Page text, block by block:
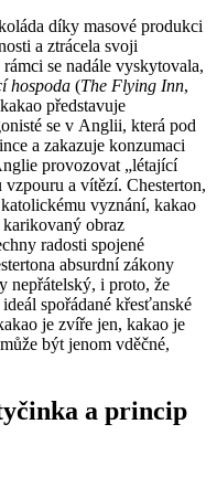
díky masové produkci
a ztrácela svoji
se nadále vyskytovala,
hospoda (The Flying Inn,
představuje
se v Anglii, která pod
a zakazuje konzumaci
provozovat „létající
a vítězí. Chesterton,
vyznání, kakao
obraz
radosti spojené
absurdní zákony
nepřátelský, i proto, že
spořádané křesťanské
je zvíře jen, kakao je
být jenom vděčné,
a princip